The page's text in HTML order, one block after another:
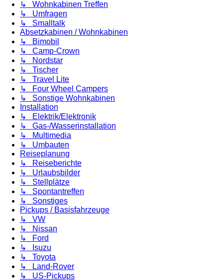
↳ Wohnkabinen Treffen
↳ Umfragen
↳ Smalltalk
Absetzkabinen / Wohnkabinen
↳ Bimobil
↳ Camp-Crown
↳ Nordstar
↳ Tischer
↳ Travel Lite
↳ Four Wheel Campers
↳ Sonstige Wohnkabinen
Installation
↳ Elektrik/Elektronik
↳ Gas-/Wasserinstallation
↳ Multimedia
↳ Umbauten
Reiseplanung
↳ Reiseberichte
↳ Urlaubsbilder
↳ Stellplätze
↳ Spontantreffen
↳ Sonstiges
Pickups / Basisfahrzeuge
↳ VW
↳ Nissan
↳ Ford
↳ Isuzu
↳ Toyota
↳ Land-Rover
↳ US-Pickups